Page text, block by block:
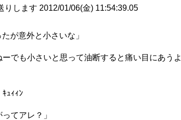
します 2012/01/06(金) 11:54:39.05
が意外と小さいな」
でも小さいと思って油断すると痛い目にあうよ
ｭｨｨﾝ
てアレ？」